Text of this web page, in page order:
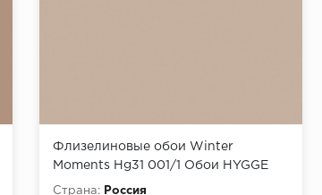
Флизелиновые обои Winter
Moments Hg31 001/1 Обои HYGGE
Roll (Winter Moments) (1*6)
Страна:
Россия